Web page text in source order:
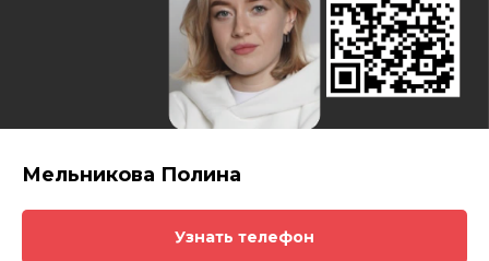
Мельникова Полина
Узнать телефон